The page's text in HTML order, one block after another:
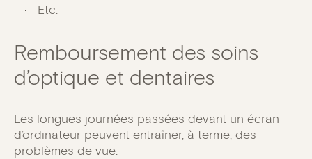
Etc.
Remboursement des soins
d’optique et dentaires
Les longues journées passées devant un écran
d’ordinateur peuvent entraîner, à terme, des
problèmes de vue.